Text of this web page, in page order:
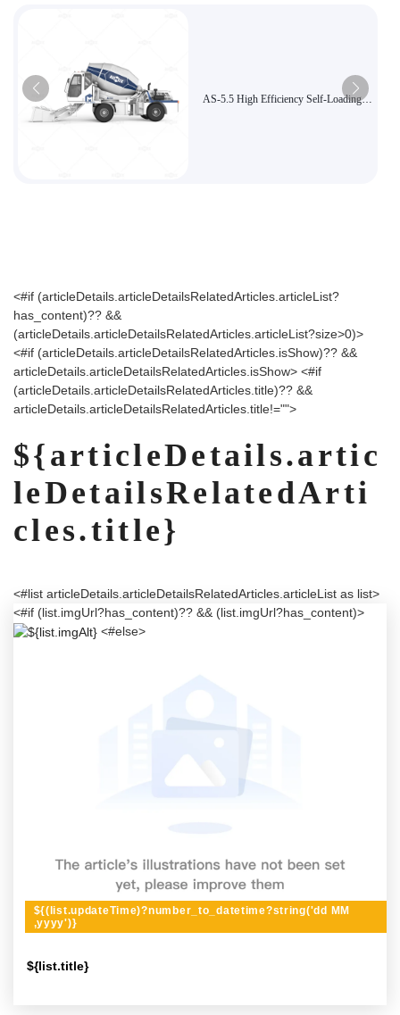
AS-5.5 High Efficiency Self-Loading
<#if (articleDetails.articleDetailsRelatedArticles.articleList?
has_content)?? &&
(articleDetails.articleDetailsRelatedArticles.articleList?size>0)>
<#if (articleDetails.articleDetailsRelatedArticles.isShow)?? &&
articleDetails.articleDetailsRelatedArticles.isShow> <#if
(articleDetails.articleDetailsRelatedArticles.title)?? &&
articleDetails.articleDetailsRelatedArticles.title!="">
${articleDetails.artic
leDetailsRelatedArti
cles.title}
<#list articleDetails.articleDetailsRelatedArticles.articleList as list>
<#if (list.imgUrl?has_content)?? && (list.imgUrl?has_content)>
<#else>
${list.title}
${(list.updateTime)?number_to_datetime?string('dd MM
,yyyy')}